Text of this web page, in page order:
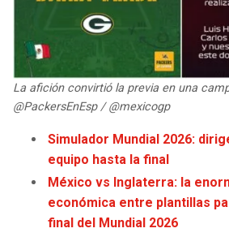
JAGUARS
COWBOYS
GIANTS
WIZARDS
CLIPPERS
LAKERS
La afición convirtió la previa en una
@PackersEnEsp / @mexicogp
Simulador Mundial 2026:
equipo hasta la final
México vs Inglaterra: la
económica entre plantillas
final del Mundial 2026